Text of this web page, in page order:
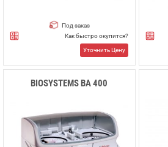
Под заказ
Как быстро окупится?
Уточнить Цену
BIOSYSTEMS BA 400